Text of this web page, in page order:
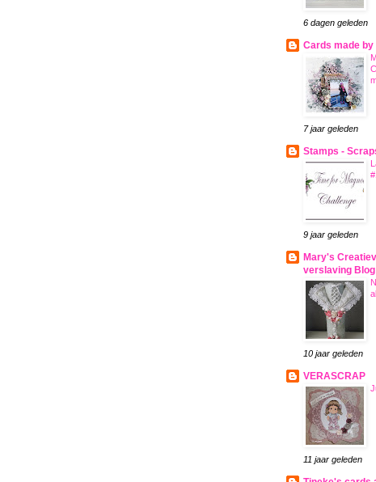
6 dagen geleden
Cards made by
7 jaar geleden
Stamps -
9 jaar geleden
Mary's
verslaving Blog
10 jaar geleden
VERASCRAP
11 jaar geleden